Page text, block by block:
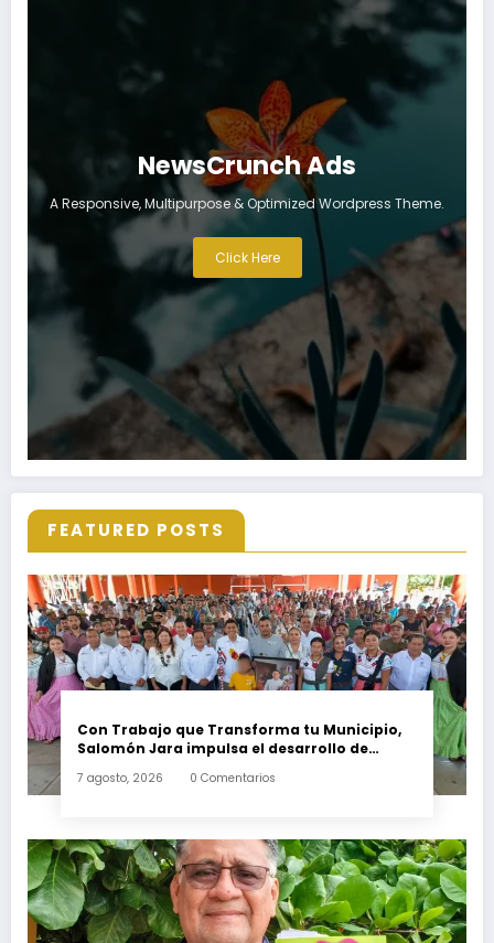
NewsCrunch Ads
A Responsive, Multipurpose & Optimized Wordpress Theme.
Click Here
FEATURED POSTS
Con Trabajo que Transforma tu Municipio,
Salomón Jara impulsa el desarrollo de
7 agosto, 2026 0 Comentarios